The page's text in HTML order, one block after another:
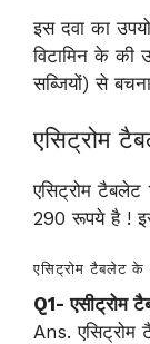
इस दवा का
विटामिन के की
सब्जियों) से
एसिट्रोम
एसिट्रोम
290 रूपये है ! इसे
एसिट्रोम टैबलेट के
Q1- एसीट्रोम
Ans.